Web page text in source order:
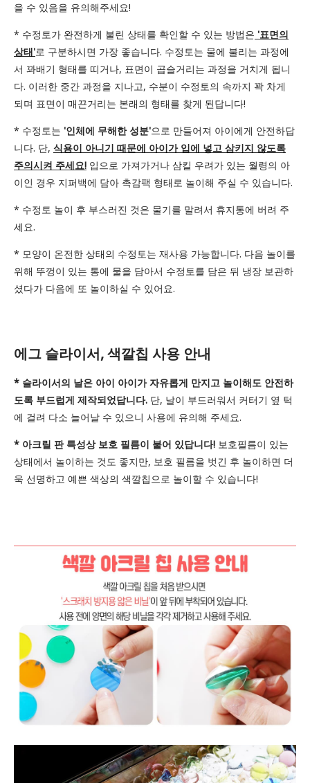
을 수 있음을 유의해주세요!
* 수정토가 완전하게 불린 상태를 확인할 수 있는 방법은 '표면의
상태'로 구분하시면 가장 좋습니다. 수정토는 물에 불리는 과정에
서 꽈배기 형태를 띠거나, 표면이 곱슬거리는 과정을 거치게 됩니
다. 이러한 중간 과정을 지나고, 수분이 수정토의 속까지 꽉 차게
되며 표면이 매끈거리는 본래의 형태를 찾게 된답니다!
* 수정토는 '인체에 무해한 성분'으로 만들어져 아이에게 안전하답
니다. 단, 식용이 아니기 때문에 아이가 입에 넣고 삼키지 않도록
주의시켜 주세요! 입으로 가져가거나 삼킬 우려가 있는 월령의 아
이인 경우 지퍼백에 담아 촉감팩 형태로 놀이해 주실 수 있습니다.
* 수정토 놀이 후 부스러진 것은 물기를 말려서 휴지통에 버려 주
세요.
* 모양이 온전한 상태의 수정토는 재사용 가능합니다. 다음 놀이를
위해 뚜껑이 있는 통에 물을 담아서 수정토를 담은 뒤 냉장 보관하
셨다가 다음에 또 놀이하실 수 있어요.
에그 슬라이서, 색깔칩 사용 안내
* 슬라이서의 날은 아이 아이가 자유롭게 만지고 놀이해도 안전하
도록 부드럽게 제작되었답니다. 단, 날이 부드러워서 커터기 옆 턱
에 걸려 다소 늘어날 수 있으니 사용에 유의해 주세요.
* 아크릴 판 특성상 보호 필름이 붙어 있답니다! 보호필름이 있는
상태에서 놀이하는 것도 좋지만, 보호 필름을 벗긴 후 놀이하면 더
욱 선명하고 예쁜 색상의 색깔칩으로 놀이할 수 있습니다!